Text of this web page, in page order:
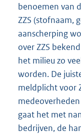
benoemen van
ZZS (stofnaam,
aanscherping
over ZZS
het milieu zo
worden. De
meldplicht voor
gaat het met
bedrijven, de